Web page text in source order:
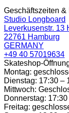
Geschäftszeiten &
Studio Longboard
Leverkusenstr. 13
22761 Hamburg
GERMANY
+49 40 57019634
Skateshop-
Montag:
Dienstag: 17:30 –
Mittwoch:
Donnerstag:
Freitag: